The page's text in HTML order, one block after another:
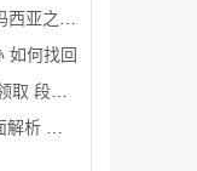
与出装推
如何找回
励大全
格罗斯